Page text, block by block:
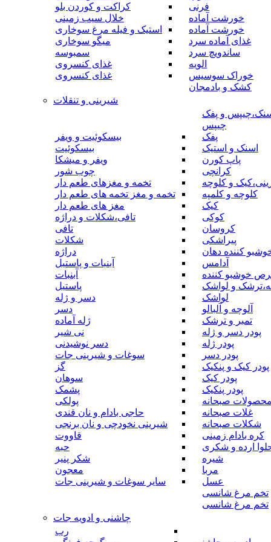
فرنی
خورشت آماده
خورشت آماده
غذای آماده سرد
ساندویچ سرد
الویه
خوراک سوسیس
کشک و بادمجان
کراکت و کوردن بلو
خلال سیب زمینی
استیک و فیله مرغ سوخاری
میگو سوخاری
سمبوسه
غذای کنسروی
غذای کنسروی
شیرینی و تنقلات
و پفک
چیپس
پفک
اسنک و استیک
پاپ کورن
کرانچی
و کلوچه
کلوچه و کلمپه
کیک
کوکی
کروسان
پیراشکی
کننده دهان
آدامس
خوشبو کننده
و لواشک
لواشک
آلوچه و آلبالو
تمبر و ترشک
پودر دسر و ژله
پودر ژله
پودر دسر
پودر کیک و پنکیک
پودر کیک
پودر پنکیک
محصولات صبحانه
غلات صبحانه
شکلات صبحانه
کره بادام زمینی
ارده و شکری
شیره
مربا
عسل
تخم مرغ شانسی
تخم مرغ شانسی
بیسکوئیت و ویفر
بیسکوئیت
ویفر و میشکا
چوب شور
تخمه و مغزهای طعم دار
تخمه و مغز تخمه های طعم دار
مغز های طعم دار
تافی،شکلات و دراژه
تافی
شکلات
دراژه
آبنبات و پاستیل
آبنبات
پاستیل
دسر و ژله
دسر
ژله آماده
نی شیر
دسر نوشیدنی
سوغات و شیرینی جات
گز
سوهان
پشمک
پولکی
حاجی بادام و نان قندی
شیرینی نخودچی و نان برنجی
قاووت
حبه
شکر پنیر
معجون
سایر سوغات و شیرینی جات
چاشنی و ادویه جات
رب